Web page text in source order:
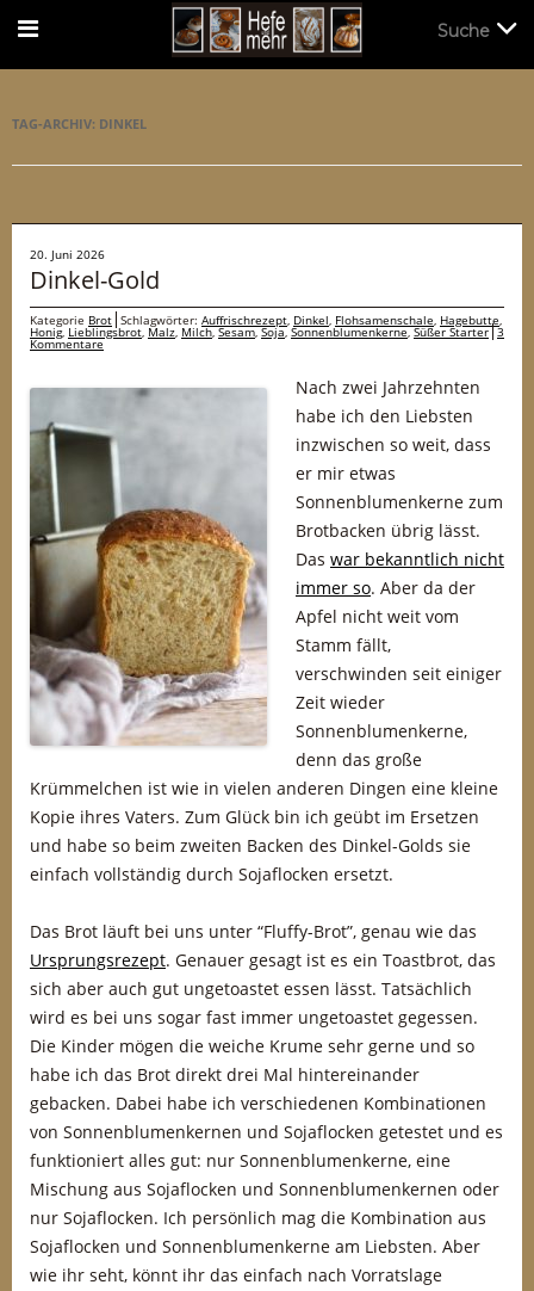
TAG-ARCHIV: DINKEL
20. Juni 2026
Dinkel-Gold
Kategorie Brot Schlagwörter: Auffrischrezept, Dinkel, Flohsamenschale, Hagebutte,
Honig, Lieblingsbrot, Malz, Milch,Sesam,Soja, Sonnenblumenkerne,Süßer Starter 3
Kommentare
Nach zwei Jahrzehnten
habe ich den Liebsten
inzwischen so weit, dass
er mir etwas
Sonnenblumenkerne zum
Brotbacken übrig lässt.
Das war bekanntlich nicht
immer so. Aber da der
Apfel nicht weit vom
Stamm fällt,
verschwinden seit einiger
Zeit wieder
Sonnenblumenkerne,
denn das große
Krümmelchen ist wie in vielen anderen Dingen eine kleine
Kopie ihres Vaters. Zum Glück bin ich geübt im Ersetzen
und habe so beim zweiten Backen des Dinkel-Golds sie
einfach vollständig durch Sojaflocken ersetzt.
Das Brot läuft bei uns unter “Fluffy-Brot”, genau wie das
Ursprungsrezept. Genauer gesagt ist es ein Toastbrot, das
sich aber auch gut ungetoastet essen lässt. Tatsächlich
wird es bei uns sogar fast immer ungetoastet gegessen.
Die Kinder mögen die weiche Krume sehr gerne und so
habe ich das Brot direkt drei Mal hintereinander
gebacken. Dabei habe ich verschiedenen Kombinationen
von Sonnenblumenkernen und Sojaflocken getestet und es
funktioniert alles gut: nur Sonnenblumenkerne, eine
Mischung aus Sojaflocken und Sonnenblumenkernen oder
nur Sojaflocken. Ich persönlich mag die Kombination aus
Sojaflocken und Sonnenblumenkerne am Liebsten. Aber
wie ihr seht, könnt ihr das einfach nach Vorratslage
Suche
Suche